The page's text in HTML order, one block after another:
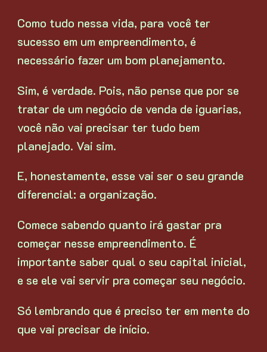
Como tudo nessa vida, para você ter
sucesso em um empreendimento, é
necessário fazer um bom planejamento.
Sim, é verdade. Pois, não pense que por se
tratar de um negócio de venda de iguarias,
você não vai precisar ter tudo bem
planejado. Vai sim.
E, honestamente, esse vai ser o seu grande
diferencial: a organização.
Comece sabendo quanto irá gastar pra
começar nesse empreendimento. É
importante saber qual o seu capital inicial,
e se ele vai servir pra começar seu negócio.
Só lembrando que é preciso ter em mente do
que vai precisar de início.